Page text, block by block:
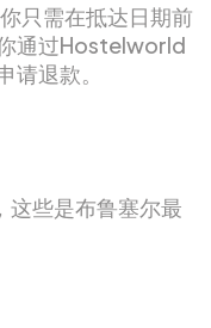
只需在抵达日期前
通过Hostelworld
退款。
这些是布鲁塞尔最